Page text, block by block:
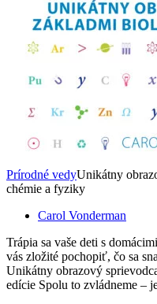
Prírodné vedyUnikátny
chémie a fyziky
Carol Vonderman
Trápia sa vaše deti s
vás zložité pochopiť, čo sa
Unikátny obrazový
edície Spolu to zvládneme –